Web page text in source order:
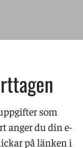
som
anger du din e-
på länken i